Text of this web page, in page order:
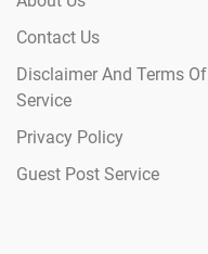
Contact Us
Disclaimer And Terms Of
Service
Privacy Policy
Guest Post Service